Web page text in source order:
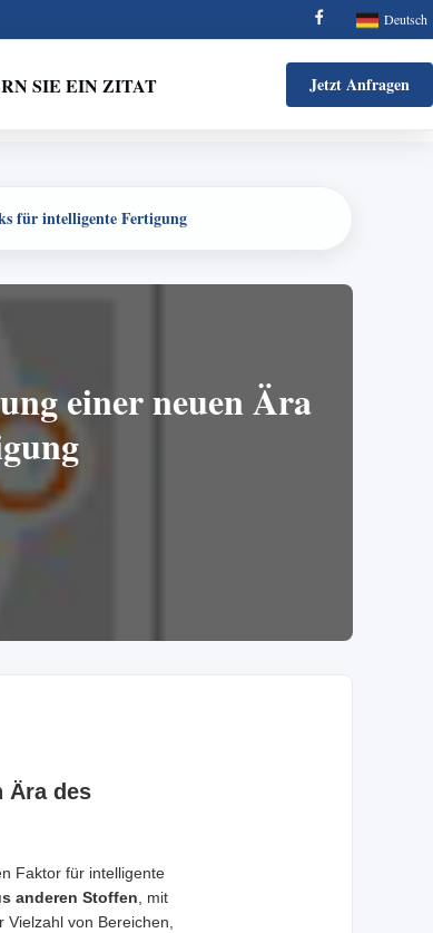
Deutsch
SIE EIN ZITAT Jetzt Anfragen
für intelligente Fertigung
einer neuen Ära
Ära des
Faktor für intelligente
anderen Stoffen , mit
von Bereichen,